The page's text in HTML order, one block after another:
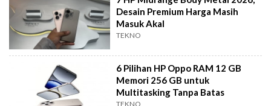
Desain Premium Harga Masih
Masuk Akal
TEKNO
6 Pilihan HP Oppo RAM 12 GB
Memori 256 GB untuk
Multitasking Tanpa Batas
TEKNO